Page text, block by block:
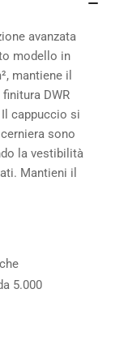
avanzata
modello in
mantiene il
DWR
cappuccio si
sono
la vestibilità
Mantieni il
5.000